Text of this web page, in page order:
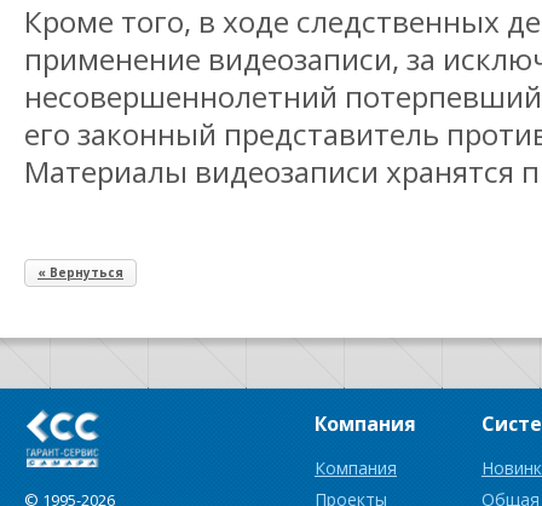
Кроме того, в ходе следственных
применение видеозаписи, за
несовершеннолетний
его законный представитель
Материалы видеозаписи хранятся
« Вернуться
© 1995-2026
Компания
Компания
Проекты
Общая